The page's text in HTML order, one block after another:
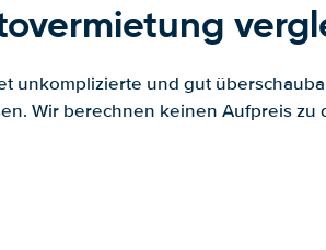
unkomplizierte und gut
Wir berechnen keinen Aufpreis